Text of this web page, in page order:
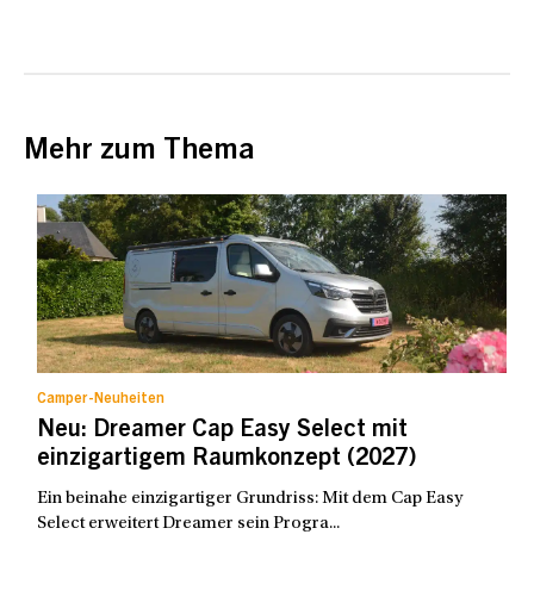
Mehr zum Thema
Camper-Neuheiten
Neu: Dreamer Cap Easy Select mit
einzigartigem Raumkonzept (2027)
Ein beinahe einzigartiger Grundriss: Mit dem Cap Easy
Select erweitert Dreamer sein Progra...